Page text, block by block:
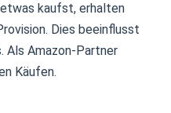
kaufst, erhalten
Dies beeinflusst
Als Amazon-Partner
Käufen.